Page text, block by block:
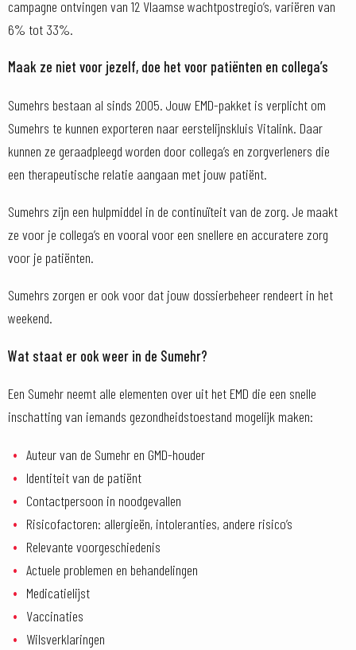
campagne ontvingen van 12 Vlaamse wachtpostregio’s, variëren van
6% tot 33%.
Maak ze niet voor jezelf, doe het voor patiënten en collega’s
Sumehrs bestaan al sinds 2005. Jouw EMD-pakket is verplicht om
Sumehrs te kunnen exporteren naar eerstelijnskluis Vitalink. Daar
kunnen ze geraadpleegd worden door collega’s en zorgverleners die
een therapeutische relatie aangaan met jouw patiënt.
Sumehrs zijn een hulpmiddel in de continuïteit van de zorg. Je maakt
ze voor je collega’s en vooral voor een snellere en accuratere zorg
voor je patiënten.
Sumehrs zorgen er ook voor dat jouw dossierbeheer rendeert in het
weekend.
Wat staat er ook weer in de Sumehr?
Een Sumehr neemt alle elementen over uit het EMD die een snelle
inschatting van iemands gezondheidstoestand mogelijk maken:
Auteur van de Sumehr en GMD-houder
Identiteit van de patiënt
Contactpersoon in noodgevallen
Risicofactoren: allergieën, intoleranties, andere risico’s
Relevante voorgeschiedenis
Actuele problemen en behandelingen
Medicatielijst
Vaccinaties
Wilsverklaringen